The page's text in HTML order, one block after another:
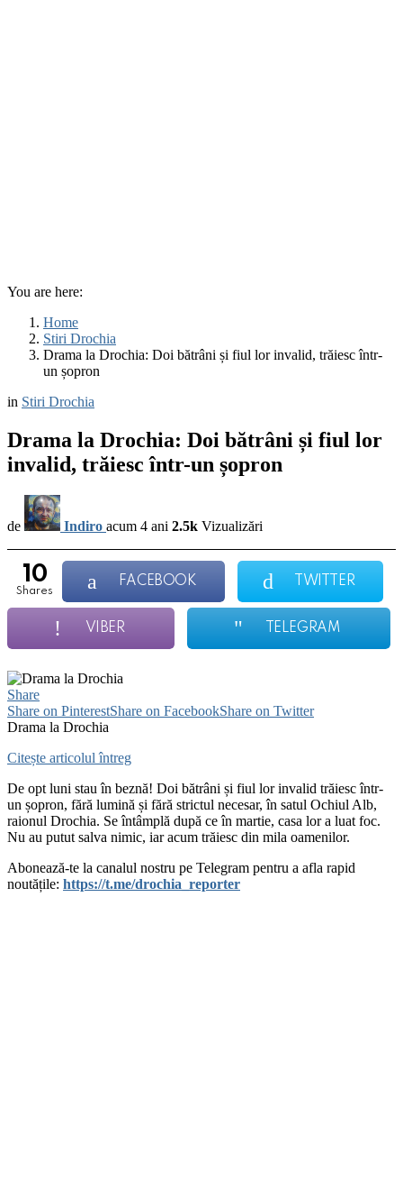
You are here:
Home
Stiri Drochia
Drama la Drochia: Doi bătrâni și fiul lor invalid, trăiesc într-
un șopron
in Stiri Drochia
Drama la Drochia: Doi bătrâni și fiul lor
invalid, trăiesc într-un șopron
de Indiro acum 4 ani 2.5k Vizualizări
10
shares
FACEBOOK TWITTER
VIBER TELEGRAM
Share
Share on PinterestShare on FacebookShare on Twitter
Drama la Drochia
Citește articolul întreg
De opt luni stau în beznă! Doi bătrâni și fiul lor invalid trăiesc într-
un șopron, fără lumină și fără strictul necesar, în satul Ochiul Alb,
raionul Drochia. Se întâmplă după ce în martie, casa lor a luat foc.
Nu au putut salva nimic, iar acum trăiesc din mila oamenilor.
Abonează-te la canalul nostru pe Telegram pentru a afla rapid
noutățile: https://t.me/drochia_reporter